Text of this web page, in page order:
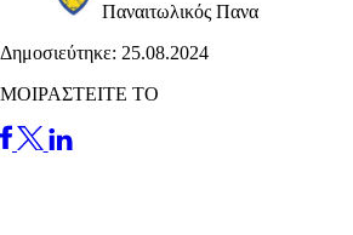
Παναιτωλικός Πανα
Δημοσιεύτηκε: 25.08.2024
ΜΟΙΡΑΣΤΕΙΤΕ ΤΟ